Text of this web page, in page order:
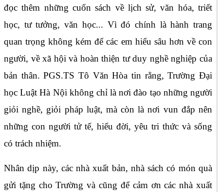
đọc thêm những cuốn sách về lịch sử, văn hóa, triết
học, tư tưởng, văn học... Vì đó chính là hành trang
quan trọng không kém để các em hiểu sâu hơn về con
người, về xã hội và hoàn thiện tư duy nghề nghiệp của
bản thân. PGS.TS Tô Văn Hòa tin rằng, Trường Đại
học Luật Hà Nội không chỉ là nơi đào tạo những người
giỏi nghề, giỏi pháp luật, mà còn là nơi vun đắp nên
những con người tử tế, hiểu đời, yêu tri thức và sống
có trách nhiệm.
Nhân dịp này, các nhà xuất bản, nhà sách có món quà
gửi tặng cho Trường và cũng để cảm ơn các nhà xuất